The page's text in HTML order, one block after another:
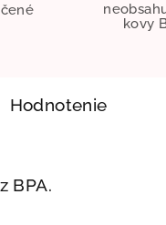
kovy
Hodnotenie
BPA.